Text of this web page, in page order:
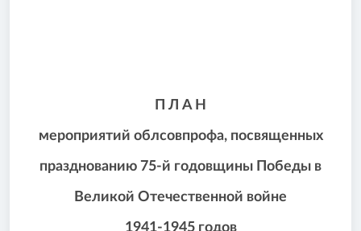
П Л А Н
мероприятий облсовпрофа, посвященных
празднованию 75-й годовщины Победы в
Великой Отечественной войне
1941-1945 годов